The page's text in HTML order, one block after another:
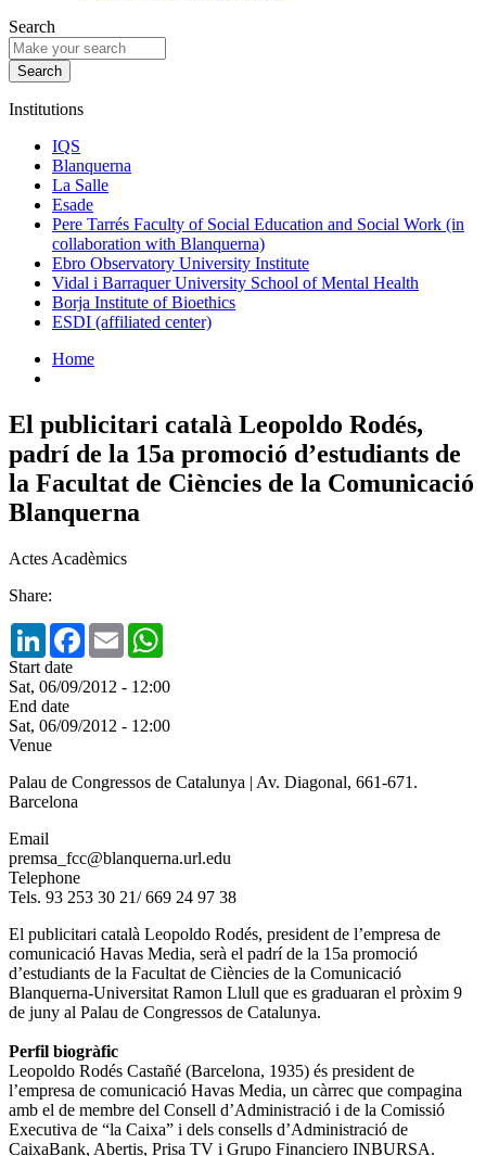
Search
Institutions
IQS
Blanquerna
La Salle
Esade
Pere Tarrés Faculty of Social Education and Social Work (in
collaboration with Blanquerna)
Ebro Observatory University Institute
Vidal i Barraquer University School of Mental Health
Borja Institute of Bioethics
ESDI (affiliated center)
Home
El publicitari català Leopoldo Rodés,
padrí de la 15a promoció d’estudiants de
la Facultat de Ciències de la Comunicació
Blanquerna
Actes Acadèmics
Share:
LinkedInFacebook
Email
Start date
Sat, 06/09/2012 - 12:00
End date
Sat, 06/09/2012 - 12:00
Venue
Palau de Congressos de Catalunya | Av. Diagonal, 661-671.
Barcelona
Email
premsa_fcc@blanquerna.url.edu
Telephone
Tels. 93 253 30 21/ 669 24 97 38
El publicitari català Leopoldo Rodés, president de l’empresa de
comunicació Havas Media, serà el padrí de la 15a promoció
d’estudiants de la Facultat de Ciències de la Comunicació
Blanquerna-Universitat Ramon Llull que es graduaran el pròxim 9
de juny al Palau de Congressos de Catalunya.
Perfil biogràfic
Leopoldo Rodés Castañé (Barcelona, 1935) és president de
l’empresa de comunicació Havas Media, un càrrec que compagina
amb el de membre del Consell d’Administració i de la Comissió
Executiva de “la Caixa” i dels consells d’Administració de
CaixaBank, Abertis, Prisa TV i Grupo Financiero INBURSA.